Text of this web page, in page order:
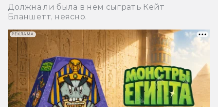
Должна ли была в нем сыграть Кейт
Бланшетт, неясно.
РЕКЛАМА